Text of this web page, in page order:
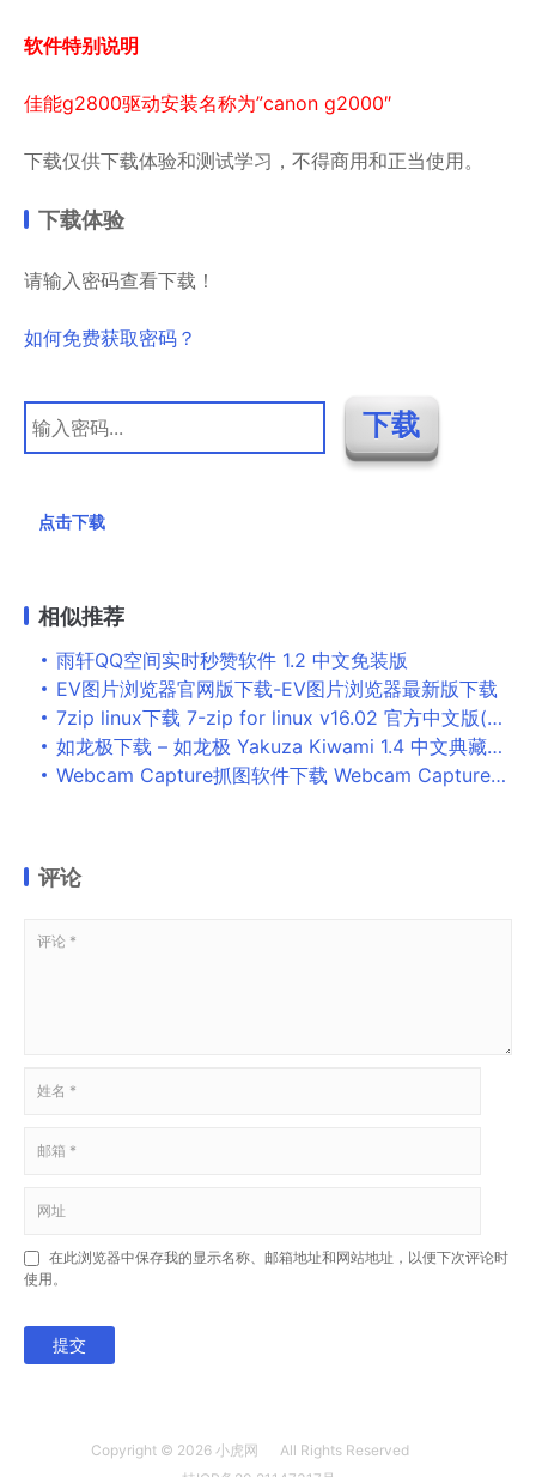
软件特别说明
佳能g2800驱动安装名称为”canon g2000″
下载仅供下载体验和测试学习，不得商用和正当使用。
下载体验
请输入密码查看下载！
如何免费获取密码？
点击下载
相似推荐
雨轩QQ空间实时秒赞软件 1.2 中文免装版
EV图片浏览器官网版下载-EV图片浏览器最新版下载
7zip linux下载 7-zip for linux v16.02 官方中文版(附安装使用方法)
如龙极下载 – 如龙极 Yakuza Kiwami 1.4 中文典藏版Bt种子
Webcam Capture抓图软件下载 Webcam Capture(摄像头实时抓图软件)V1.7 英文安装版
评论
在此浏览器中保存我的显示名称、邮箱地址和网站地址，以便下次评论时
使用。
提交
Copyright © 2026 小虎网
All Rights Reserved